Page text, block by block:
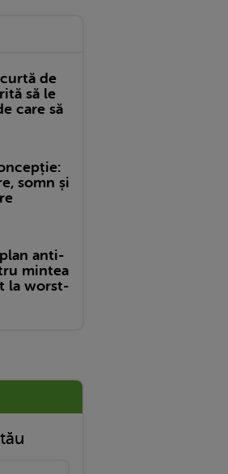
de
să le
care să
somn și
anti-
mintea
la worst-